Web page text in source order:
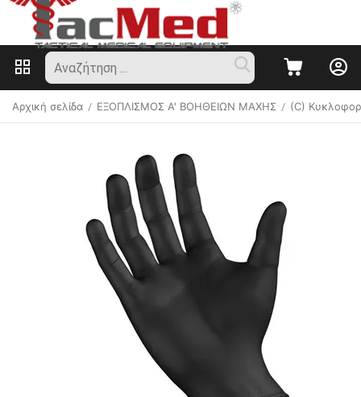
Αρχική σελίδα / ΕΞΟΠΛΙΣΜΟΣ Α' ΒΟΗΘΕΙΩΝ ΜΑΧΗΣ / (C)